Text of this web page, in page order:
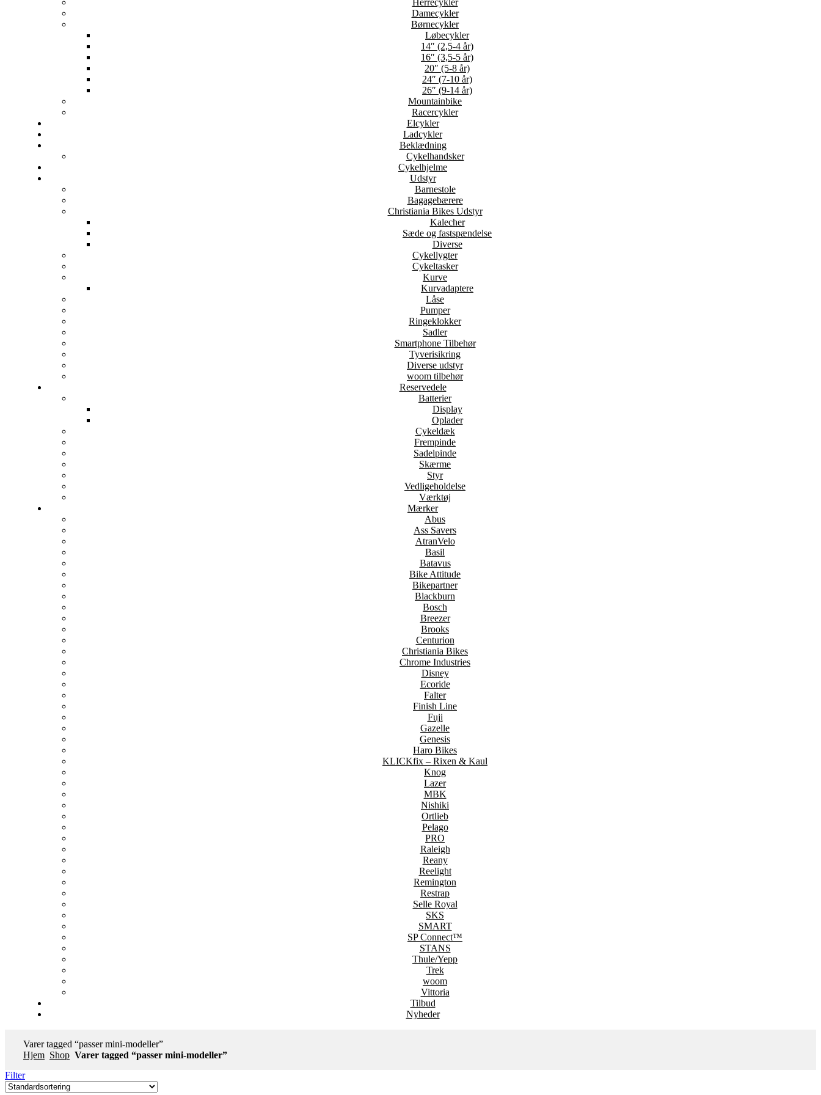
Herrecykler
Damecykler
Børnecykler
Løbecykler
14″ (2,5-4 år)
16″ (3,5-5 år)
20″ (5-8 år)
24″ (7-10 år)
26″ (9-14 år)
Mountainbike
Racercykler
Elcykler
Ladcykler
Beklædning
Cykelhandsker
Cykelhjelme
Udstyr
Barnestole
Bagagebærere
Christiania Bikes Udstyr
Kalecher
Sæde og fastspændelse
Diverse
Cykellygter
Cykeltasker
Kurve
Kurvadaptere
Låse
Pumper
Ringeklokker
Sadler
Smartphone Tilbehør
Tyverisikring
Diverse udstyr
woom tilbehør
Reservedele
Batterier
Display
Oplader
Cykeldæk
Frempinde
Sadelpinde
Skærme
Styr
Vedligeholdelse
Værktøj
Mærker
Abus
Ass Savers
AtranVelo
Basil
Batavus
Bike Attitude
Bikepartner
Blackburn
Bosch
Breezer
Brooks
Centurion
Christiania Bikes
Chrome Industries
Disney
Ecoride
Falter
Finish Line
Fuji
Gazelle
Genesis
Haro Bikes
KLICKfix – Rixen & Kaul
Knog
Lazer
MBK
Nishiki
Ortlieb
Pelago
PRO
Raleigh
Reany
Reelight
Remington
Restrap
Selle Royal
SKS
SMART
SP Connect™
STANS
Thule/Yepp
Trek
woom
Vittoria
Tilbud
Nyheder
Varer tagged “passer mini-modeller”
Hjem Shop Varer tagged “passer mini-modeller”
Filter